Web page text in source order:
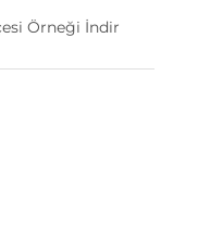
Örneği İndir